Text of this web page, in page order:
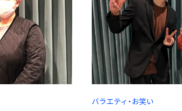
バラエティ・お笑い